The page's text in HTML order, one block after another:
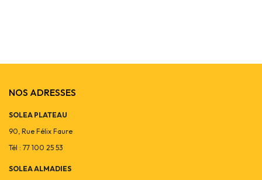
NOS ADRESSES
SOLEA PLATEAU
90, Rue Félix Faure
Tél : 77 100 25 53
SOLEA ALMADIES